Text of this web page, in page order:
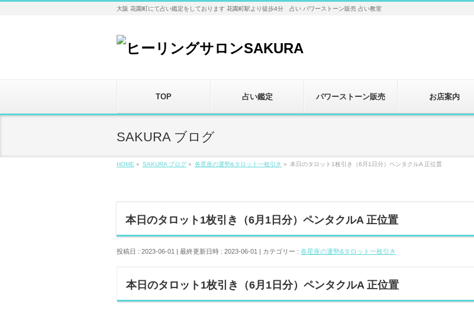
大阪 花園町にて占い鑑定をしております 花園町駅より徒歩4分 占い パワーストーン販売 占い教室
TOP 占い鑑定 パワーストーン販売 お店案内
SAKURA ブログ
HOME » SAKURA ブログ » 各星座の運勢&タロット一枚引き » 本日のタロット1枚引き（6月1日分）ペンタクルA 正位置
本日のタロット1枚引き（6月1日分）ペンタクルA 正位置
投稿日 : 2023-06-01 最終更新日時 : 2023-06-01 カテゴリー : 各星座の運勢&タロット一枚引き
本日のタロット1枚引き（6月1日分）ペンタクルA 正位置